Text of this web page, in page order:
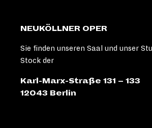
NEUKÖLLNER OPER
Sie finden unseren Saal und unser
Stock der
Karl-Marx-Straße 131 – 133
12043 Berlin